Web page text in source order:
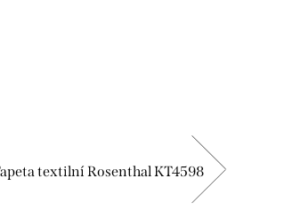
textilní Rosenthal KT4598